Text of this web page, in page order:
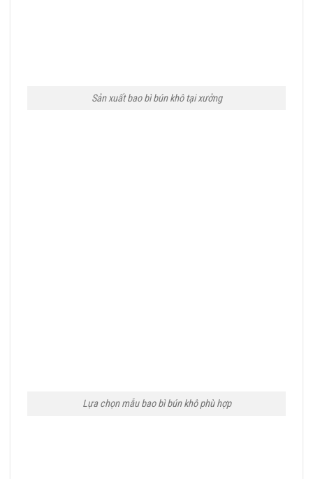
Sản xuất bao bì bún khô tại xưởng
Lựa chọn mẫu bao bì bún khô phù hợp